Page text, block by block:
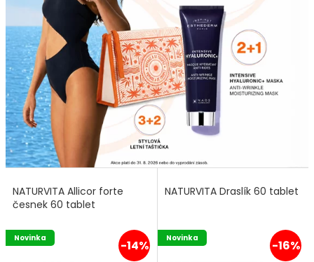
NATURVITA Allicor forte
česnek 60 tablet
-14%
Novinka
NATURVITA Draslík 60 tablet
-16%
Novinka